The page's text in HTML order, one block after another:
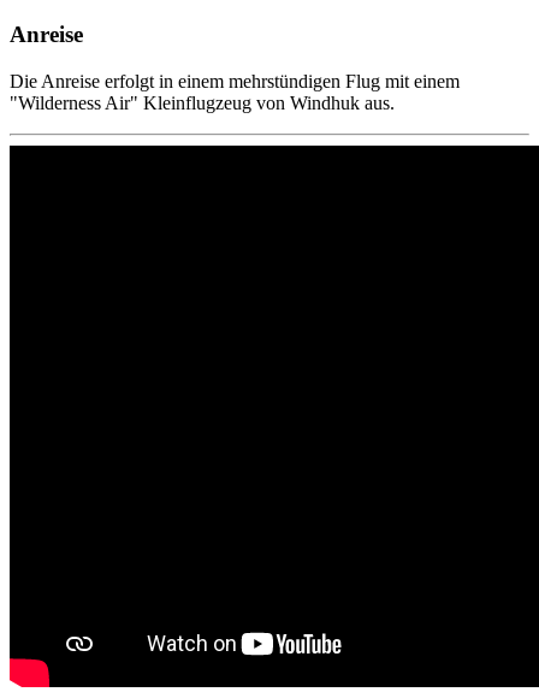
Anreise
Die Anreise erfolgt in einem mehrstündigen Flug mit einem
"Wilderness Air" Kleinflugzeug von Windhuk aus.